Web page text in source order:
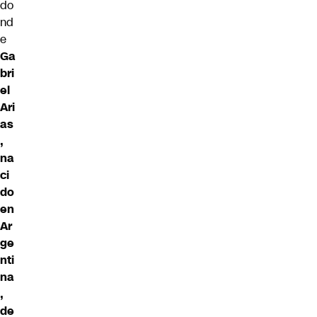
do
nd
e
Ga
bri
el
Ari
as
,
na
ci
do
en
Ar
ge
nti
na
,
de